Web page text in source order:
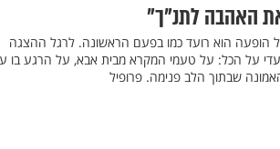
את האהבה לתנ"ך"
שלפני כל הופעה הוא רועד כמו בפעם הראשונה. לרגל ההצגה
על הכל: על טעמי המקרא מבית אבא, על הרגע בו
שבתוך הלב פנימה. פרופיל